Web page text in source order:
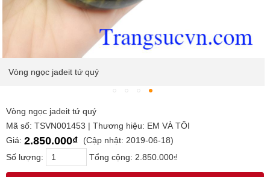
Vòng ngọc jadeit tứ quý
Vòng ngọc jadeit tứ quý
Mã số: TSVN001453 | Thương hiệu: EM VÀ TÔI
Giá: 2.850.000₫
(Cập nhật: 2019-06-18)
Số lượng:
Tổng cộng: 2.850.000₫